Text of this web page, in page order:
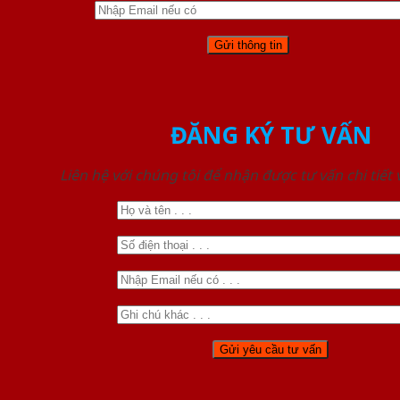
ĐĂNG KÝ TƯ VẤN
Liên hệ với chúng tôi để nhận được tư vấn chi tiết